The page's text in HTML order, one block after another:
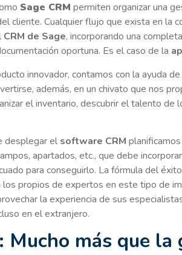
Sage CRM permiten organizar una
cliente. Cualquier flujo que exista en la
CRM de Sage, incorporando una
oportuna. Es el caso de la
innovador, contamos con la ayuda de
además, en un chivato que nos
el inventario, descubrir el talento de
desplegar el software CRM
apartados, etc., que debe
para conseguirlo. La fórmula del
propios de expertos en este tipo de
la experiencia de sus
en el extranjero.
: Mucho más que